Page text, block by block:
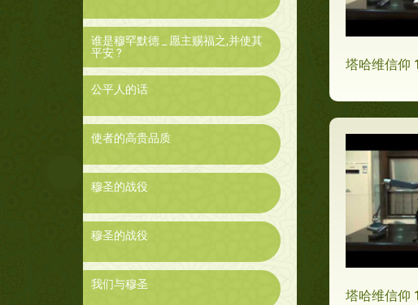
谁是穆罕默德 _ 愿主赐福之,并使其
平安 ?
公平人的话
使者的高贵品质
穆圣的战役
穆圣的战役
我们与穆圣
塔哈维信仰
塔哈维信仰